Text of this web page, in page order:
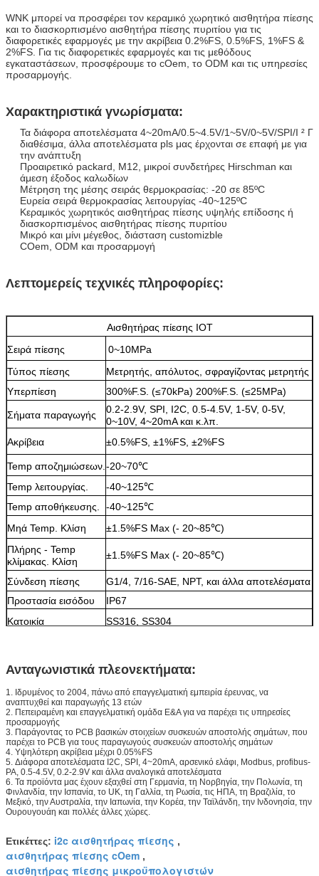
WNK μπορεί να προσφέρει τον κεραμικό χωρητικό αισθητήρα πίεσης
και το διασκορπισμένο αισθητήρα πίεσης πυριτίου για τις
διαφορετικές εφαρμογές με την ακρίβεια 0.2%FS, 0.5%FS, 1%FS &
2%FS. Για τις διαφορετικές εφαρμογές και τις μεθόδους
εγκαταστάσεων, προσφέρουμε το cOem, το ODM και τις υπηρεσίες
προσαρμογής.
Χαρακτηριστικά γνωρίσματα:
Τα διάφορα αποτελέσματα 4~20mA/0.5~4.5V/1~5V/0~5V/SPI/Ι ² Γ
διαθέσιμα, άλλα αποτελέσματα pls μας έρχονται σε επαφή με για
την ανάπτυξη
Προαιρετικό packard, M12, μικροί συνδετήρες Hirschman και
άμεση έξοδος καλωδίων
Μέτρηση της μέσης σειράς θερμοκρασίας: -20 σε 85ºC
Ευρεία σειρά θερμοκρασίας λειτουργίας -40~125ºC
Κεραμικός χωρητικός αισθητήρας πίεσης υψηλής επίδοσης ή
διασκορπισμένος αισθητήρας πίεσης πυριτίου
Μικρό και μίνι μέγεθος, διάσταση customizble
COem, ODM και προσαρμογή
Λεπτομερείς τεχνικές πληροφορίες:
Αισθητήρας πίεσης IOT
Σειρά πίεσης
0~10MPa
Τύπος πίεσης
Μετρητής, απόλυτος, σφραγίζοντας μετρητής
Υπερπίεση
300%F.S. (≤70kPa) 200%F.S. (≤25MPa)
Σήματα παραγωγής
0.2-2.9V, SPI, I2C, 0.5-4.5V, 1-5V, 0-5V,
0~10V, 4~20mA και κ.λπ.
Ακρίβεια
±0.5%FS, ±1%FS, ±2%FS
Temp αποζημιώσεων. -20~70℃
Temp λειτουργίας.
-40~125℃
Temp αποθήκευσης.
-40~125℃
Μηά Temp. Κλίση
±1.5%FS Max (- 20~85℃)
Πλήρης - Temp
κλίμακας. Κλίση
±1.5%FS Max (- 20~85℃)
Σύνδεση πίεσης
G1/4, 7/16-SAE, NPT, και άλλα αποτελέσματα
Προστασία εισόδου
IP67
Κατοικία
SS316, SS304
Ανταγωνιστικά πλεονεκτήματα:
1. Ιδρυμένος το 2004, πάνω από επαγγελματική εμπειρία έρευνας, να
αναπτυχθεί και παραγωγής 13 ετών
2. Πεπειραμένη και επαγγελματική ομάδα Ε&Α για να παρέχει τις υπηρεσίες
προσαρμογής
3. Παράγοντας το PCB βασικών στοιχείων συσκευών αποστολής σημάτων, που
παρέχει το PCB για τους παραγωγούς συσκευών αποστολής σημάτων
4. Υψηλότερη ακρίβεια μέχρι 0.05%FS
5. Διάφορα αποτελέσματα I2C, SPI, 4~20mA, αρσενικό ελάφι, Modbus, profibus-
PA, 0.5-4.5V, 0.2-2.9V και άλλα αναλογικά αποτελέσματα
6. Τα προϊόντα μας έχουν εξαχθεί στη Γερμανία, τη Νορβηγία, την Πολωνία, τη
Φινλανδία, την Ισπανία, το UK, τη Γαλλία, τη Ρωσία, τις ΗΠΑ, τη Βραζιλία, το
Μεξικό, την Αυστραλία, την Ιαπωνία, την Κορέα, την Ταϊλάνδη, την Ινδονησία, την
Ουρουγουάη και πολλές άλλες χώρες.
Ετικέττες: i2c αισθητήρας πίεσης ,
αισθητήρας πίεσης cOem ,
αισθητήρας πίεσης μικροϋπολογιστών